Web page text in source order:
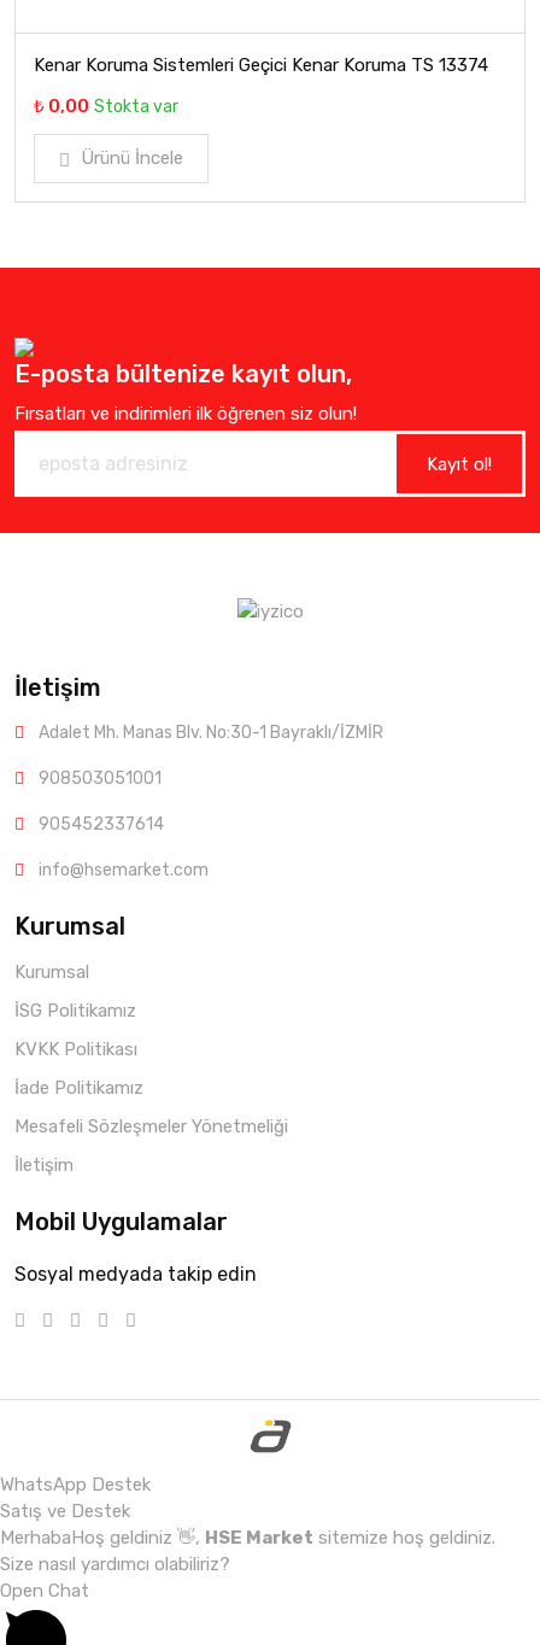
Kenar Koruma Sistemleri Geçici Kenar Koruma TS 13374
₺ 0,00 Stokta var
Ürünü İncele
E-posta bültenize kayıt olun,
Fırsatları ve indirimleri ilk öğrenen siz olun!
Kayıt ol!
İletişim
Adalet Mh. Manas Blv. No:30-1 Bayraklı/İZMİR
908503051001
905452337614
info@hsemarket.com
Kurumsal
Kurumsal
İSG Politikamız
KVKK Politikası
İade Politikamız
Mesafeli Sözleşmeler Yönetmeliği
İletişim
Mobil Uygulamalar
Sosyal medyada takip edin
WhatsApp Destek
Satış ve Destek
MerhabaHoş geldiniz 👋, HSE Market sitemize hoş geldiniz.
Size nasıl yardımcı olabiliriz?
Open Chat